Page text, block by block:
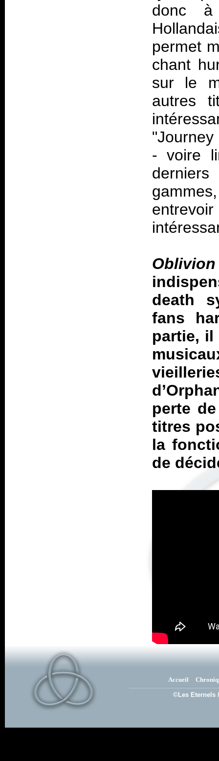
donc à
permet
chant
sur le
autres
- voire
death
fans
partie, il
perte
titres
la
de
Accueil
©Les Eternels